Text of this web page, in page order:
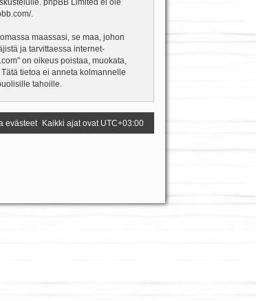
phpBB Limited ei ole
.
maassasi, se maa, johon
ja tarvittaessa internet-
on oikeus poistaa, muokata,
tietoa ei anneta kolmannelle
tahoille.
Kaikki ajat ovat UTC+03:00
evästeet